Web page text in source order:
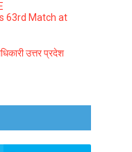
63rd Match at
उत्तर प्रदेश